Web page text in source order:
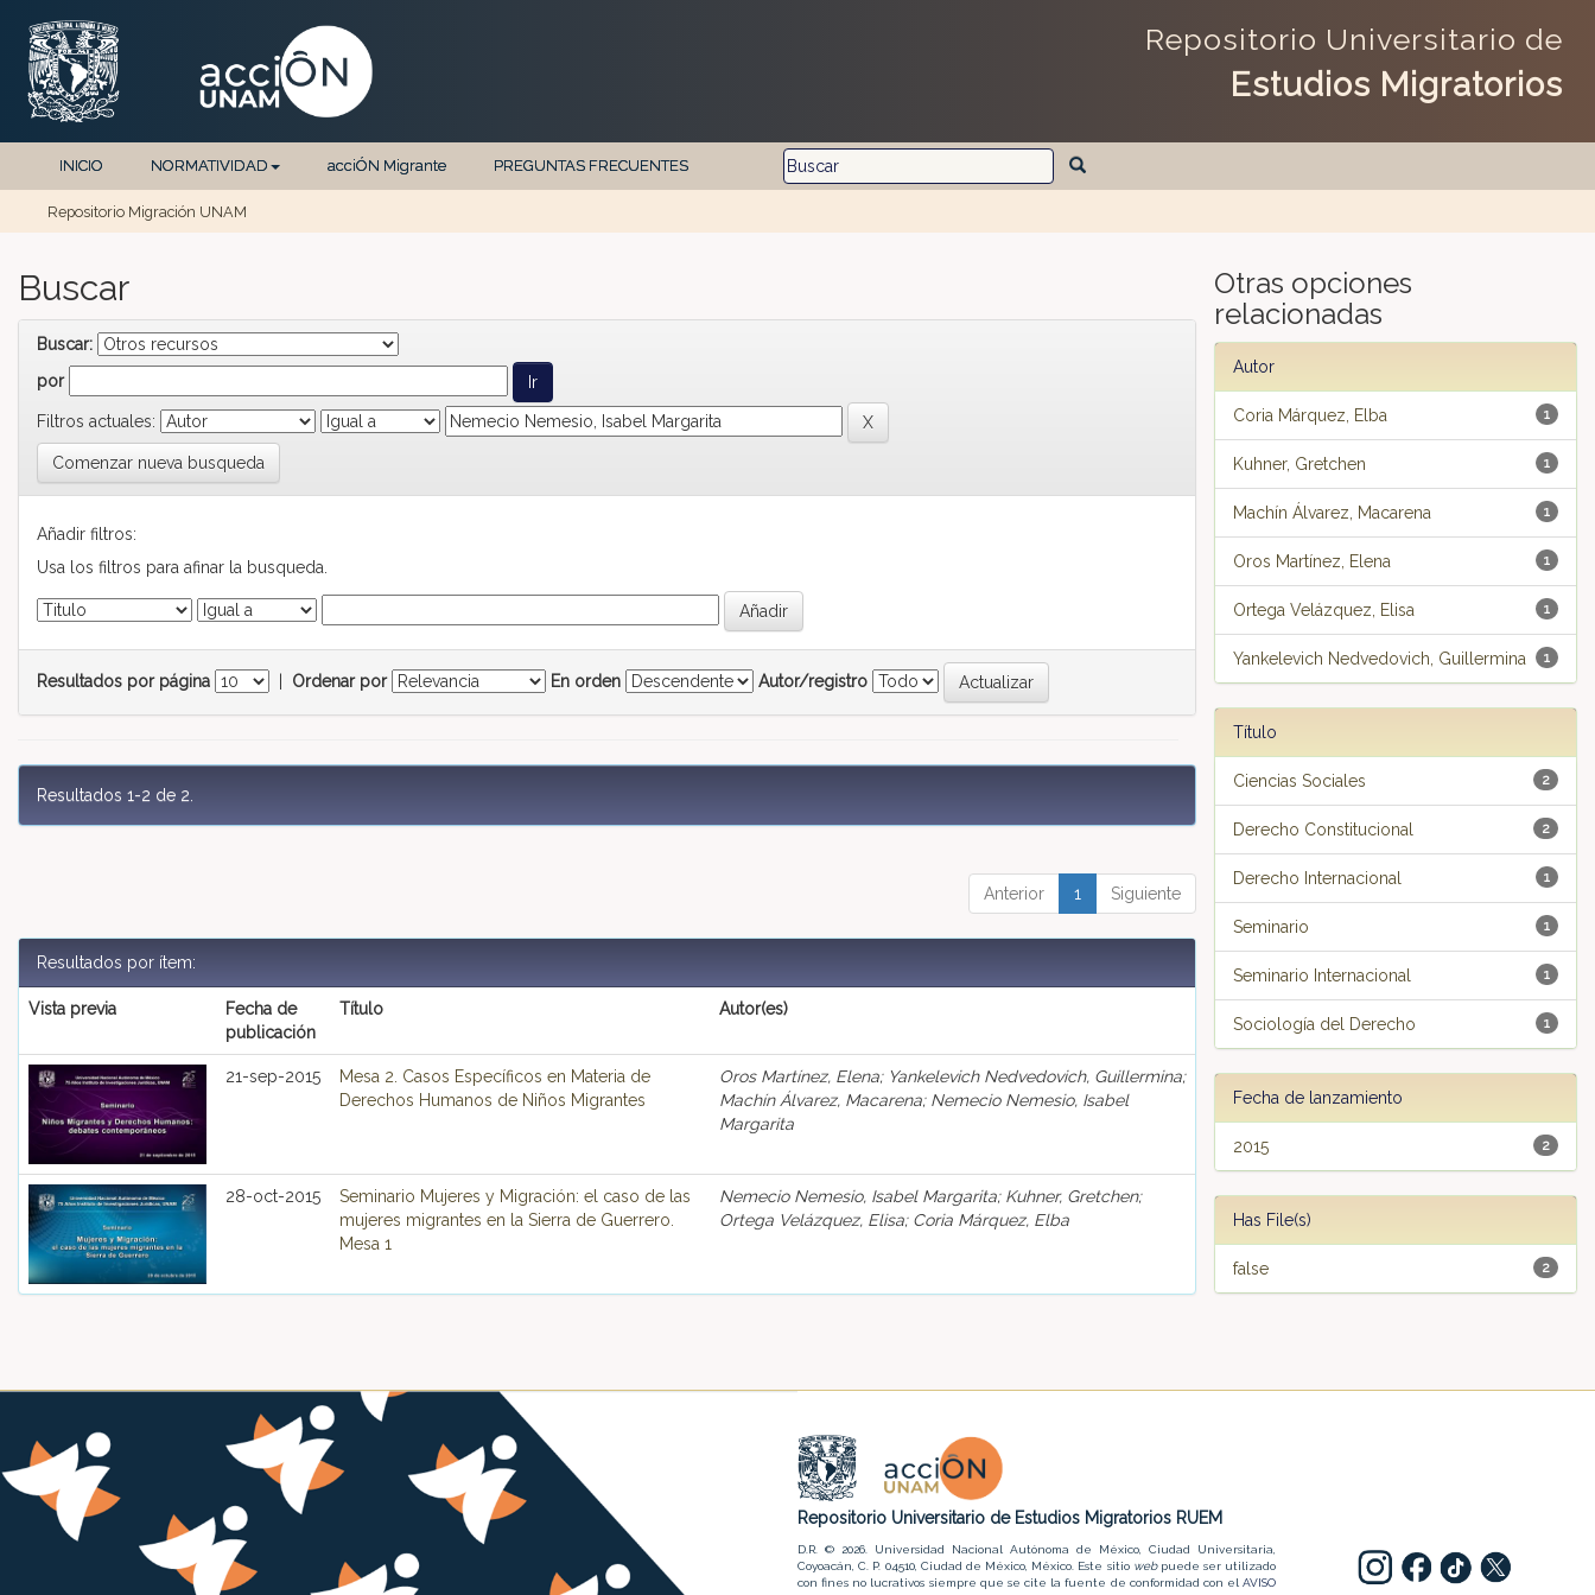
Repositorio Universitario de
Estudios Migratorios
INICIO NORMATIVIDAD acciÓN Migrante PREGUNTAS FRECUENTES
Repositorio Migración UNAM
Buscar
Buscar:
por
Filtros actuales:
Comenzar nueva busqueda
Añadir filtros:
Usa los filtros para afinar la busqueda.
Resultados por página Ordenar por En orden Autor/registro
Resultados 1-2 de 2.
Anterior 1 Siguiente
Resultados por ítem:
Vista previa
Fecha de
publicación
Título Autor(es)
21-sep-2015
Mesa 2. Casos Específicos en Materia de
Derechos Humanos de Niños Migrantes
Oros Martínez, Elena; Yankelevich Nedvedovich, Guillermina;
Machín Álvarez, Macarena; Nemecio Nemesio, Isabel
Margarita
28-oct-2015
Seminario Mujeres y Migración: el caso de las
mujeres migrantes en la Sierra de Guerrero.
Mesa 1
Nemecio Nemesio, Isabel Margarita; Kuhner, Gretchen;
Ortega Velázquez, Elisa; Coria Márquez, Elba
Otras opciones
relacionadas
Autor
1
Coria Márquez, Elba
1
Kuhner, Gretchen
1
Machín Álvarez, Macarena
1
Oros Martínez, Elena
1
Ortega Velázquez, Elisa
1
Yankelevich Nedvedovich, Guillermina
Título
2
Ciencias Sociales
2
Derecho Constitucional
1
Derecho Internacional
1
Seminario
1
Seminario Internacional
1
Sociología del Derecho
Fecha de lanzamiento
2
2015
Has File(s)
2
false
Repositorio Universitario de Estudios Migratorios RUEM
D.R. © 2026. Universidad Nacional Autónoma de México, Ciudad Universitaria,
Coyoacán, C. P. 04510, Ciudad de México, México. Este sitio webpuede ser utilizado
con fines no lucrativos siempre que se cite la fuente de conformidad con elAVISO